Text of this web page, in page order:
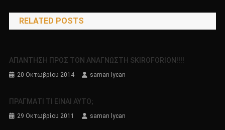
άρθρων
RELATED POSTS
ΑΠΑΝΤΗΣΗ ΠΡΟΣ ΤΟΝ ΑΝΑΓΝΩΣΤΗ SKIROFORION!!!!
20 Οκτωβρίου 2014 saman lycan
ΠΡΑΓΜΑΤΙ ΤΙ ΕΙΝΑΙ ΑΥΤΟ;
29 Οκτωβρίου 2011 saman lycan